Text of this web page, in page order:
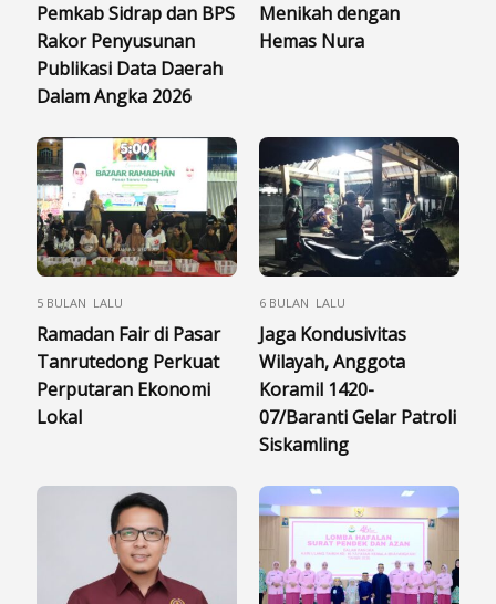
Pemkab Sidrap dan BPS
Rakor Penyusunan
Publikasi Data Daerah
Dalam Angka 2026
Menikah dengan
Hemas Nura
5 BULAN LALU
Ramadan Fair di Pasar
Tanrutedong Perkuat
Perputaran Ekonomi
Lokal
6 BULAN LALU
Jaga Kondusivitas
Wilayah, Anggota
Koramil 1420-
07/Baranti Gelar Patroli
Siskamling